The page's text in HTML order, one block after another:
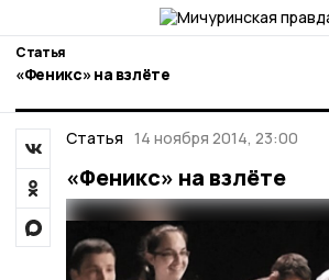
Статья
«Феникс» на взлёте
Статья 14 ноября 2014, 23:00
«Феникс» на взлёте